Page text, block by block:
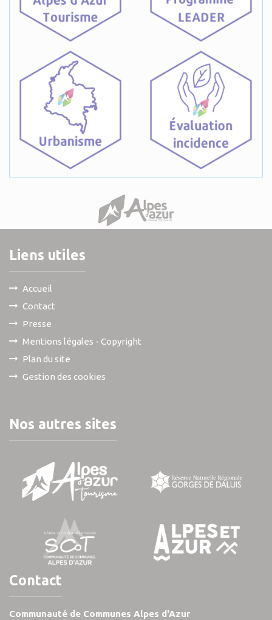
Liens utiles
Accueil
Contact
Presse
Mentions légales - Copyright
Plan du site
Gestion des cookies
Nos autres sites
Contact
Communauté de Communes Alpes d'Azur